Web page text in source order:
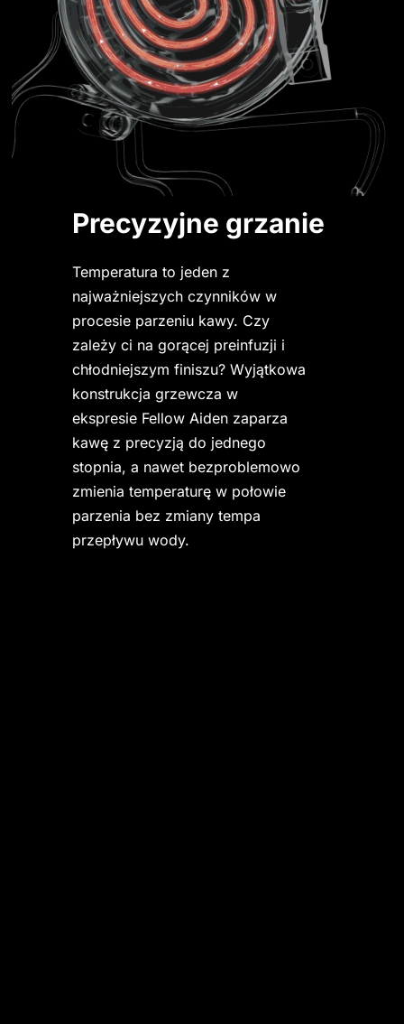
Precyzyjne grzanie
Temperatura to jeden z
najważniejszych czynników w
procesie parzeniu kawy. Czy
zależy ci na gorącej preinfuzji i
chłodniejszym finiszu? Wyjątkowa
konstrukcja grzewcza w
ekspresie Fellow Aiden zaparza
kawę z precyzją do jednego
stopnia, a nawet bezproblemowo
zmienia temperaturę w połowie
parzenia bez zmiany tempa
przepływu wody.